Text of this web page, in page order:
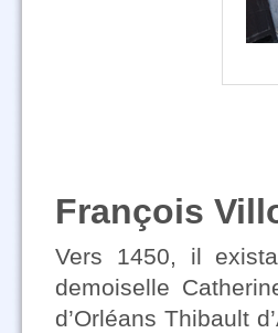
François
Vers 1450, il
demoiselle
d’Orléans Thibault